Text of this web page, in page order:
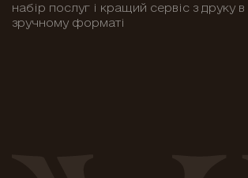
набір послуг і кращий сервіс з друку в
зручному форматі